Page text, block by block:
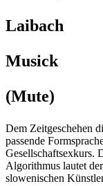
Laibach
Musick
(Mute)
Dem Zeitgeschehen
passende
Gesellschaftsexkurs.
Algorithmus lautet
slowenischen